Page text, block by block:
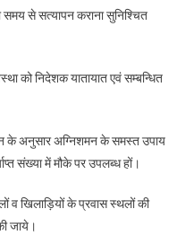
समय से सत्यापन कराना सुनिश्चित
को निदेशक यातायात एवं सम्बन्धित
के अनुसार अग्निशमन के समस्त उपाय
संख्या में मौके पर उपलब्ध हों।
व खिलाड़ियों के प्रवास स्थलों की
जाये।